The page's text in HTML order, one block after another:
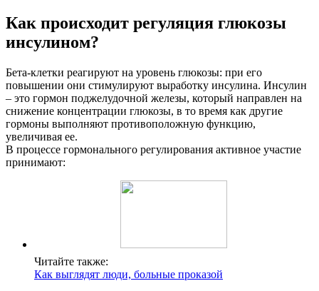
Как происходит регуляция глюкозы
инсулином?
Бета-клетки реагируют на уровень глюкозы: при его
повышении они стимулируют выработку инсулина. Инсулин
– это гормон поджелудочной железы, который направлен на
снижение концентрации глюкозы, в то время как другие
гормоны выполняют противоположную функцию,
увеличивая ее.
В процессе гормонального регулирования активное участие
принимают:
Читайте также:
Как выглядят люди, больные проказой